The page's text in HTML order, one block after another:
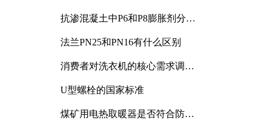
抗渗混凝土中P6和P8膨胀剂分别
法兰PN25和PN16有什么区别
消费者对洗衣机的核心需求调研
U型螺栓的国家标准
煤矿用电热取暖器是否符合防爆